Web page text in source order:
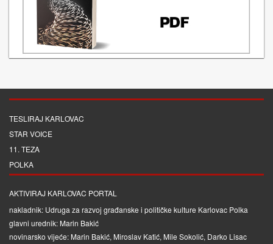
TESLIRAJ KARLOVAC
STAR VOICE
11. TEZA
POLKA
AKTIVIRAJ KARLOVAC PORTAL
nakladnik: Udruga za razvoj građanske i političke kulture Karlovac Polka
glavni urednik: Marin Bakić
novinarsko vijeće: Marin Bakić, Miroslav Katić, Mile Sokolić, Darko Lisac